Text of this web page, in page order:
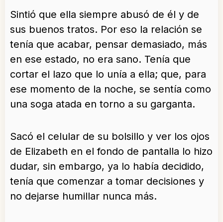
Sintió que ella siempre abusó de él y de
sus buenos tratos. Por eso la relación se
tenía que acabar, pensar demasiado, más
en ese estado, no era sano. Tenía que
cortar el lazo que lo unía a ella; que, para
ese momento de la noche, se sentía como
una soga atada en torno a su garganta.
Sacó el celular de su bolsillo y ver los ojos
de Elizabeth en el fondo de pantalla lo hizo
dudar, sin embargo, ya lo había decidido,
tenía que comenzar a tomar decisiones y
no dejarse humillar nunca más.